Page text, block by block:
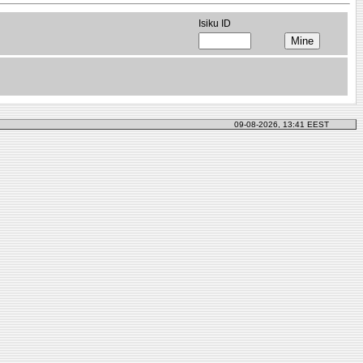
Isiku ID
09-08-2026, 13:41 EEST